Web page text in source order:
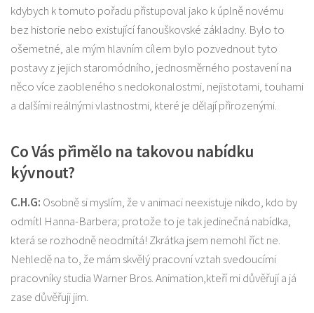
kdybych k tomuto pořadu přistupoval jako k úplně novému
bez historie nebo existující fanouškovské základny. Bylo to
ošemetné, ale mým hlavním cílem bylo pozvednout tyto
postavy z jejich staromódního, jednosměrného postavení na
něco více zaobleného s nedokonalostmi, nejistotami, touhami
a dalšími reálnými vlastnostmi, které je dělají přirozenými.
Co Vás přimělo na takovou nabídku
kývnout?
C.H.G: Osobně si myslím, že v animaci neexistuje nikdo, kdo by
odmítl Hanna-Barbera; protože to je tak jedinečná nabídka,
která se rozhodně neodmítá! Zkrátka jsem nemohl říct ne.
Nehledě na to, že mám skvělý pracovní vztah svedoucími
pracovníky studia Warner Bros. Animation,kteří mi důvěřují a já
zase důvěřuji jim.